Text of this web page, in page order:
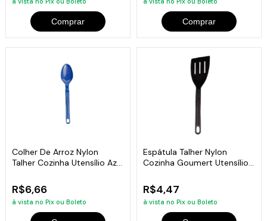
Comprar Comprar
Colher De Arroz Nylon
Talher Cozinha Utensílio Azul
R$6,66
à vista no Pix ou Boleto
Espátula Talher Nylon
Cozinha Goumert Utensílio
R$4,47
à vista no Pix ou Boleto